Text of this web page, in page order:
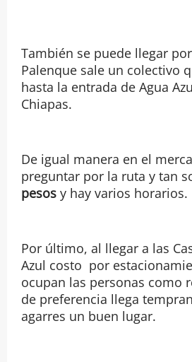
También se puede llegar
Palenque sale un colectivo
hasta la entrada de Agua
Chiapas.
De igual manera en el
preguntar por la ruta y tan
pesosy hay varios horarios.
Por último, al llegar a las
Azul costo por
ocupan las personas como
de preferencia llega
agarres un buen lugar.